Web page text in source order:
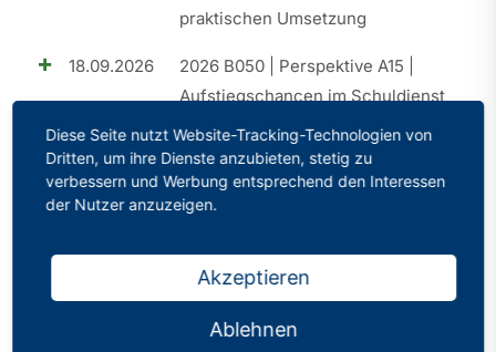
praktischen Umsetzung
18.09.2026
2026 B050 | Perspektive A15 |
Aufstiegschancen im Schuldienst
26.06.2026
2026 B048 | Perspektive A15 |
Aufstiegschancen im Schuldienst
2026 B046 | SLQ I |
Orientierungsseminar |
Schulleitung | Schulentwicklung
Blick auf KI
Diese Seite nutzt Website-Tracking-Technologien von
Dritten, um ihre Dienste anzubieten, stetig zu
verbessern und Werbung entsprechend den Interessen
der Nutzer anzuzeigen.
Akzeptieren
Ablehnen